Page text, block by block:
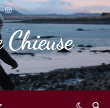
Chieuse